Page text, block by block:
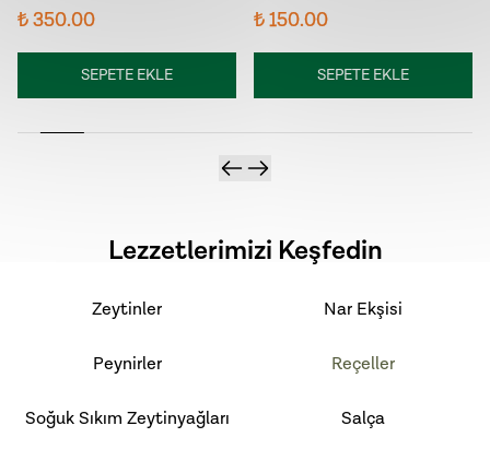
₺ 350.00
SEPETE EKLE
₺ 150.00
SEPETE EKLE
Lezzetlerimizi Keşfedin
Zeytinler Nar Ekşisi
Peynirler Reçeller
Soğuk Sıkım Zeytinyağları Salça